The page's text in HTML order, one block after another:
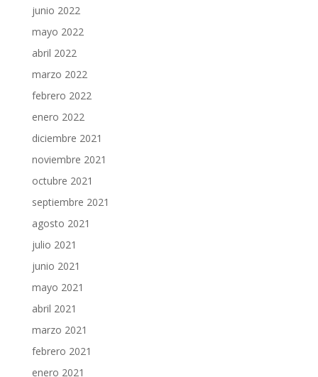
junio 2022
mayo 2022
abril 2022
marzo 2022
febrero 2022
enero 2022
diciembre 2021
noviembre 2021
octubre 2021
septiembre 2021
agosto 2021
julio 2021
junio 2021
mayo 2021
abril 2021
marzo 2021
febrero 2021
enero 2021